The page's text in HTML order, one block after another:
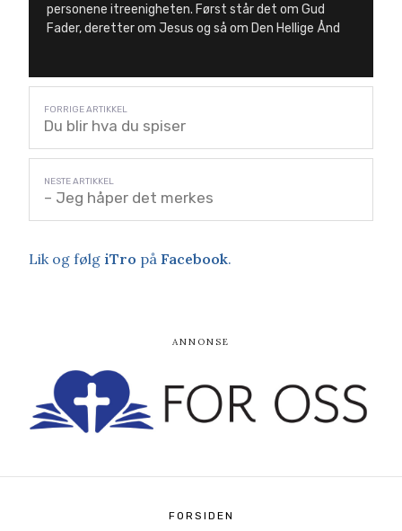
personene itreenigheten. Først står det om Gud
Fader, deretter om Jesus og så om Den Hellige Ånd
Du blir hva du spiser
– Jeg håper det merkes
Lik og følg iTro på Facebook.
FORSIDEN